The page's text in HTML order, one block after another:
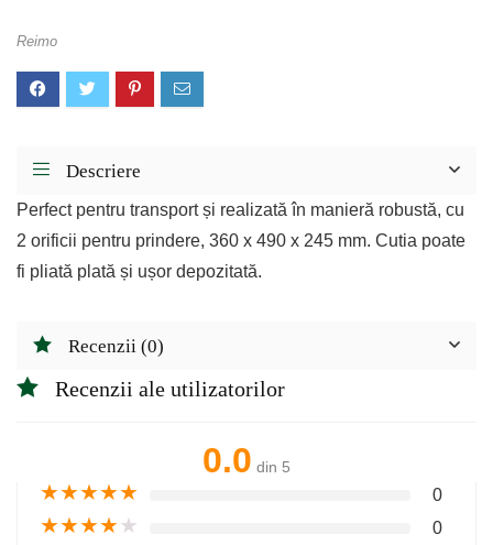
Reimo
Descriere
Perfect pentru transport și realizată în manieră robustă, cu
2 orificii pentru prindere, 360 x 490 x 245 mm. Cutia poate
fi pliată plată și ușor depozitată.
Recenzii (0)
Recenzii ale utilizatorilor
0.0 din 5
★★★★★ 0
★★★★★ 0